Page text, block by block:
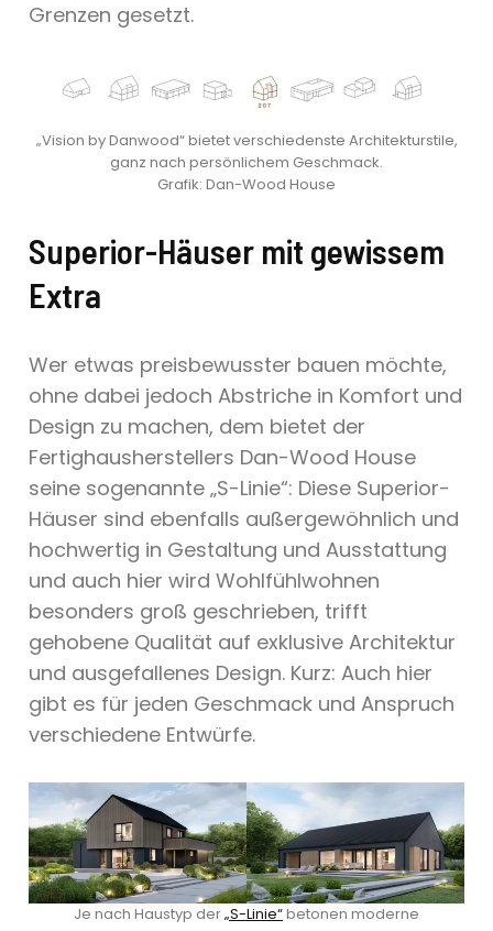
Grenzen gesetzt.
„Vision by Danwood“ bietet verschiedenste Architekturstile,
ganz nach persönlichem Geschmack.
Grafik: Dan-Wood House
Superior-Häuser mit gewissem
Extra
Wer etwas preisbewusster bauen möchte,
ohne dabei jedoch Abstriche in Komfort und
Design zu machen, dem bietet der
Fertighausherstellers Dan-Wood House
seine sogenannte „S-Linie“: Diese Superior-
Häuser sind ebenfalls außergewöhnlich und
hochwertig in Gestaltung und Ausstattung
und auch hier wird Wohlfühlwohnen
besonders groß geschrieben, trifft
gehobene Qualität auf exklusive Architektur
und ausgefallenes Design. Kurz: Auch hier
gibt es für jeden Geschmack und Anspruch
verschiedene Entwürfe.
Je nach Haustyp der„S-Linie“betonen moderne